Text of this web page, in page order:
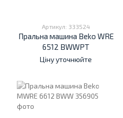
Артикул: 333524
Пральна машина Beko WRE
6512 BWWPT
Ціну уточнюйте